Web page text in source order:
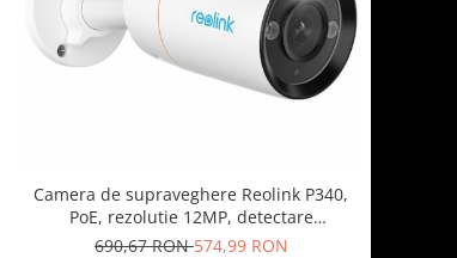
Camera de supraveghere Reolink P340,
PoE, rezolutie 12MP, detectare
Persoana/Vehicul, vedere nocturna color,
690,67 RON574,99 RON